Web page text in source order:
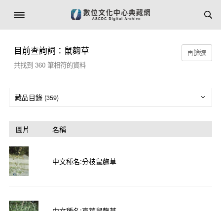
目前查詢詞：鼠麴草
共找到 360筆相符的資料
藏品目錄 (359)
圖片 名稱
中文種名:分枝鼠麴草
再篩選